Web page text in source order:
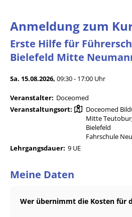
Anmeldung zum
Erste Hilfe für
Bielefeld Mitte
Sa. 15.08.2026, 09:30 - 17:00 Uhr
Veranstalter: Doceomed
Veranstaltungsort:
Doceomed
Mitte
Bielefeld
Fahrschule
Lehrgangsdauer: 9 UE
Meine Daten
Wer übernimmt die Kosten für